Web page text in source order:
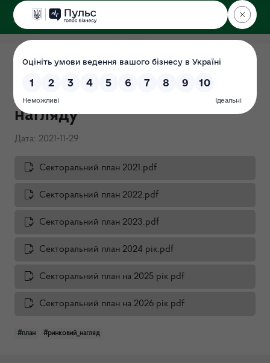
ДЕРЖЕКОІНСПЕКЦІЯ
Секторальні плани
державного ринкового
нагляду
Дата: 2021-11-29
Секторальний план 2021.pdf
Секторальний план 2022.pdf
Секторальний план 2023.pdf
Секторальний план 2024 рік.pdf
Секторальний план на 2025 рік.pdf
Секторальний план на 2026 рік.pdf
#план #ринковий_нагляд